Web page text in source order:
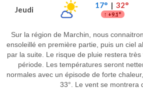
Jeudi 17°| 32°
↑ +9.1°
Sur la région de Marchin, nous
ensoleillé en première partie, puis un ciel
par la suite. Le risque de pluie restera
période. Les températures seront
normales avec un épisode de forte
33°. Le vent se montrera